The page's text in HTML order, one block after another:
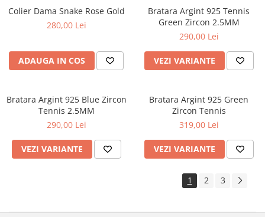
Colier Dama Snake Rose Gold
280,00 Lei
ADAUGA IN COS
Bratara Argint 925 Tennis
Green Zircon 2.5MM
290,00 Lei
VEZI VARIANTE
Bratara Argint 925 Blue Zircon
Tennis 2.5MM
290,00 Lei
VEZI VARIANTE
Bratara Argint 925 Green
Zircon Tennis
319,00 Lei
VEZI VARIANTE
1 2 3